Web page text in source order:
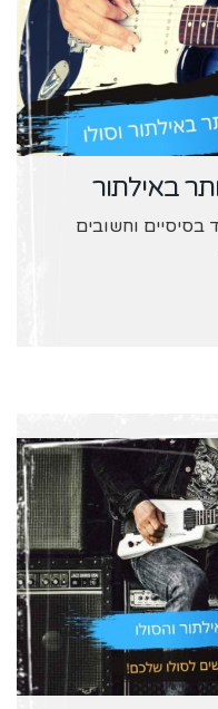
מאוד בסיסיים וחשובים